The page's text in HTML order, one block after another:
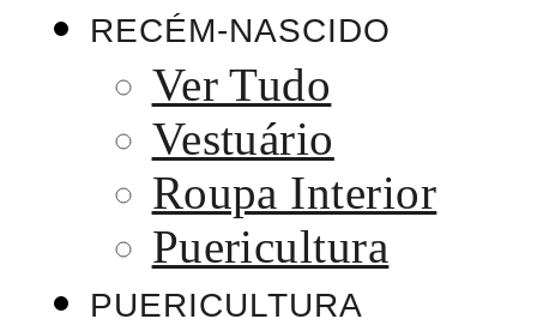
RECÉM-NASCIDO
Ver Tudo
Vestuário
Roupa Interior
Puericultura
PUERICULTURA